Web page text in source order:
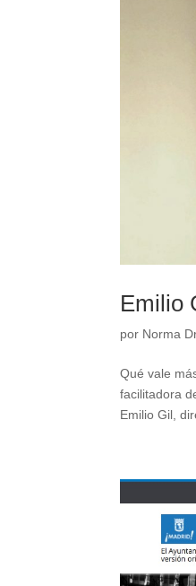
Emilio
por Norma
Qué vale
facilitadora
Emilio Gil,